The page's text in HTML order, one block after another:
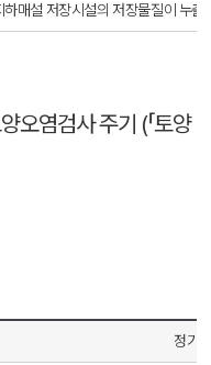
하매설 저장시설의 저장물질이 누
오염검사 주기 (「토양
정기